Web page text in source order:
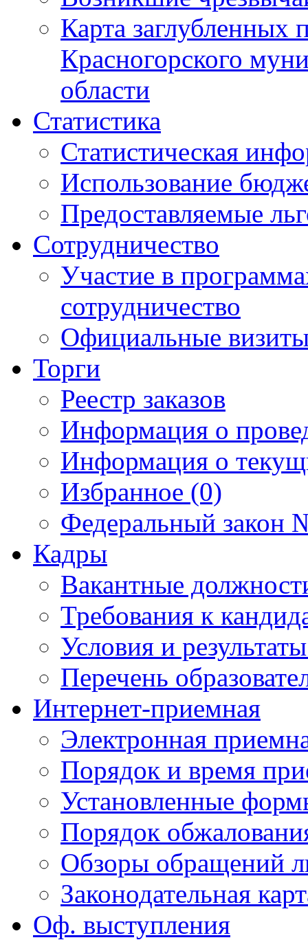
Карта
Красногорского
области
Статистика
Статистическая
Использование
Предоставляемые
Сотрудничество
Участие в
сотрудничество
Официальные
Торги
Реестр заказов
Информация о
Информация о
Избранное (0)
Федеральный закон
Кадры
Вакантные
Требования к
Условия и
Перечень
Интернет-приемная
Электронная
Порядок и время
Установленные
Порядок
Обзоры обращений
Законодательная
Оф. выступления